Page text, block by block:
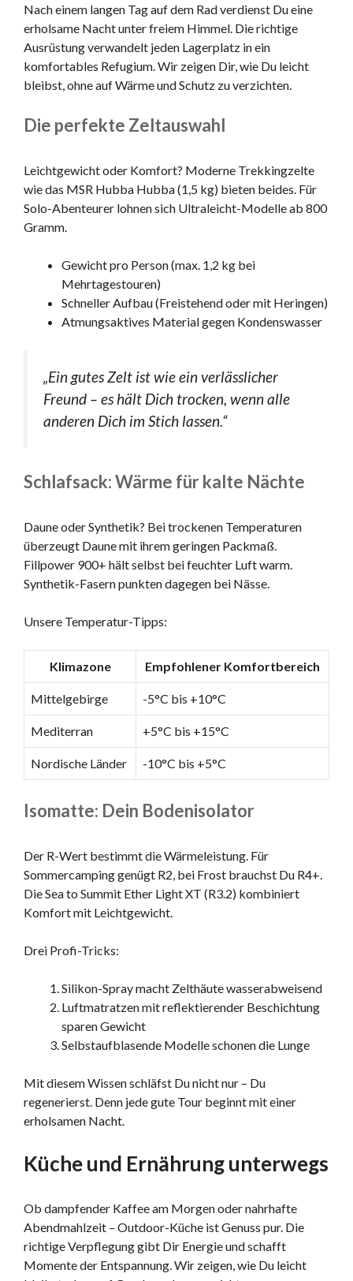
Nach einem langen Tag auf dem Rad verdienst Du eine
erholsame Nacht unter freiem Himmel. Die richtige
Ausrüstung verwandelt jeden Lagerplatz in ein
komfortables Refugium. Wir zeigen Dir, wie Du leicht
bleibst, ohne auf Wärme und Schutz zu verzichten.
Die perfekte Zeltauswahl
Leichtgewicht oder Komfort? Moderne Trekkingzelte
wie das MSR Hubba Hubba (1,5 kg) bieten beides. Für
Solo-Abenteurer lohnen sich Ultraleicht-Modelle ab 800
Gramm.
Gewicht pro Person (max. 1,2 kg bei
Mehrtagestouren)
Schneller Aufbau (Freistehend oder mit Heringen)
Atmungsaktives Material gegen Kondenswasser
„Ein gutes Zelt ist wie ein verlässlicher
Freund – es hält Dich trocken, wenn alle
anderen Dich im Stich lassen.“
Schlafsack: Wärme für kalte Nächte
Daune oder Synthetik? Bei trockenen Temperaturen
überzeugt Daune mit ihrem geringen Packmaß.
Fillpower 900+ hält selbst bei feuchter Luft warm.
Synthetik-Fasern punkten dagegen bei Nässe.
Unsere Temperatur-Tipps:
Klimazone Empfohlener Komfortbereich
Mittelgebirge -5°C bis +10°C
Mediterran +5°C bis +15°C
Nordische Länder -10°C bis +5°C
Isomatte: Dein Bodenisolator
Der R-Wert bestimmt die Wärmeleistung. Für
Sommercamping genügt R2, bei Frost brauchst Du R4+.
Die Sea to Summit Ether Light XT (R3.2) kombiniert
Komfort mit Leichtgewicht.
Drei Profi-Tricks:
Silikon-Spray macht Zelthäute wasserabweisend
Luftmatratzen mit reflektierender Beschichtung
sparen Gewicht
Selbstaufblasende Modelle schonen die Lunge
Mit diesem Wissen schläfst Du nicht nur – Du
regenerierst. Denn jede gute Tour beginnt mit einer
erholsamen Nacht.
Küche und Ernährung unterwegs
Ob dampfender Kaffee am Morgen oder nahrhafte
Abendmahlzeit – Outdoor-Küche ist Genuss pur. Die
richtige Verpflegung gibt Dir Energie und schafft
Momente der Entspannung. Wir zeigen, wie Du leicht